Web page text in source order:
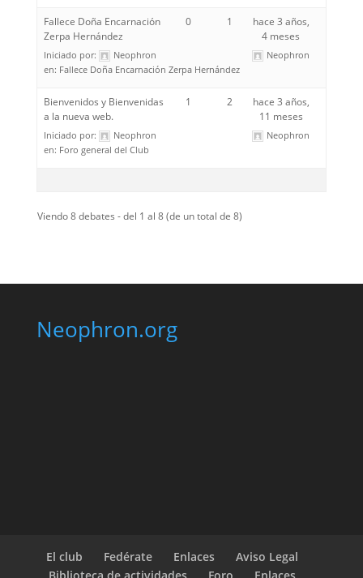
Fallece Doña Encarnación
Zerpa Hernández
Iniciado por:
Neophron
en: Fallece Doña Encarnación Zerpa Hernández
0 1
hace 3 años,
4 meses
Neophron
Bienvenidos y Bienvenidas
a la nueva web.
Iniciado por:
Neophron
en: Foro general del Club
1 2
hace 3 años,
11 meses
Neophron
Viendo 8 debates - del 1 al 8 (de un total de 8)
Neophron.org
El club Fedérate Enlaces
Aviso Legal